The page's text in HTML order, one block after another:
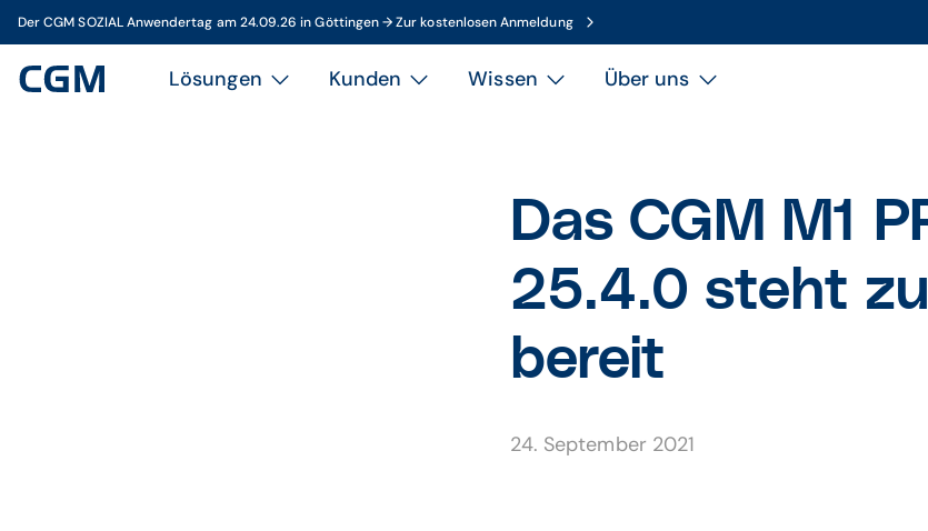
Der CGM SOZIAL Anwendertag am 24.09.26 in Göttingen → Zur kostenlosen Anmeldung
Lösungen Kunden Wissen Über uns
Das CGM M1
25.4.0 steht
bereit
24. September 2021